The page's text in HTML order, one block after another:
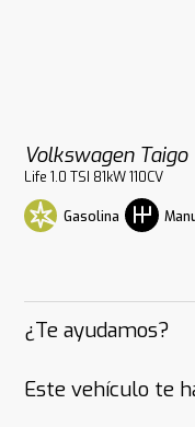
Volkswagen Taigo
Life 1.0 TSI 81kW 110CV
Gasolina
¿Te ayudamos?
Este vehículo te